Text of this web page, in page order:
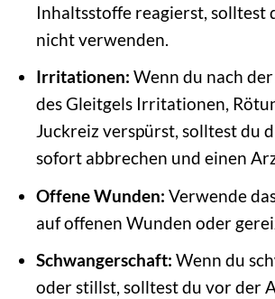
Inhaltsstoffe reagierst, solltest
nicht verwenden.
Irritationen: Wenn du nach
des Gleitgels Irritationen,
Juckreiz verspürst, solltest du
sofort abbrechen und einen
Offene Wunden: Verwende
auf offenen Wunden oder
Schwangerschaft: Wenn du
oder stillst, solltest du vor der